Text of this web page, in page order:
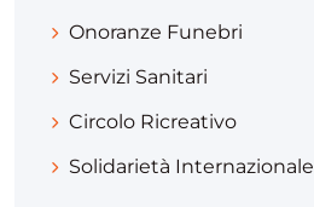
Onoranze Funebri
Servizi Sanitari
Circolo Ricreativo
Solidarietà Internazionale